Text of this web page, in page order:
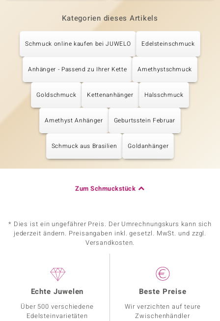
Kategorien dieses Artikels
Schmuck online kaufen bei JUWELO Edelsteinschmuck
Anhänger - Passend zu Ihrer Kette Amethystschmuck
Goldschmuck Kettenanhänger Halsschmuck
Amethyst Anhänger Geburtsstein Februar
Schmuck aus Brasilien Goldanhänger
Zum Schmuckstück
* Dies ist ein ungefährer Preis. Der Umrechnungskurs kann sich
jederzeit ändern. Preisangaben inkl. gesetzl. MwSt. und zzgl.
Versandkosten.
Echte Juwelen
Über 500 verschiedene
Edelsteinvarietäten
Beste Preise
Wir verzichten auf teure
Zwischenhändler